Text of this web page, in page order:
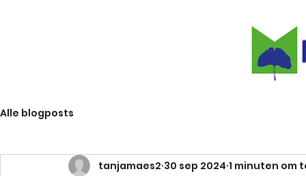
Alle blogposts
tanjamaes2 30 sep 2024 1 minuten om